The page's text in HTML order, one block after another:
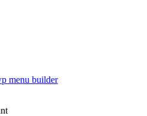
menu builder